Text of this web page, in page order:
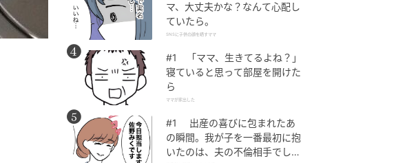
マ、大丈夫かな？なんて心配し
ていたら。
SNSに子供の顔を晒すママ
#1 「ママ、生きてるよね？」
寝ていると思って部屋を開けた
ら
ママが家出した
#1 出産の喜びに包まれたあ
の瞬間。我が子を一番最初に抱
いたのは、夫の不倫相手でし